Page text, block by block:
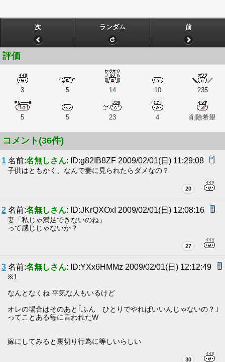
次 ランダム 前
評価
3 5 14 10 235
5 5 23 4 削除希望
コメント(36件)
1 名前:名無しさん: ID:g82IB8ZF 2009/02/01(日) 11:29:08
子供はともかく、なんで妻に見られたらダメなの？
20
2 名前:名無しさん: ID:JKrQXOxI 2009/02/01(日) 12:08:16
妻「私じゃ満足できないのね」
って感じじゃないか？
27
3 名前:名無しさん: ID:YXx6HMMz 2009/02/01(日) 12:12:49
※1
なんとなくね 平気な人もいるけど
オレの場合はそのあと｢ふん ひとりでやればいいんじゃないの？｣
ってことある毎に言われたW
嫁にしてみると裏切り行為に等しいらしい
30